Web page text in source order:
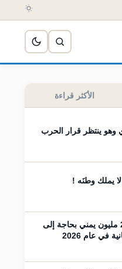
الأكثر قراءة
وهو ينتظر قرار الحرب
يملك وطنَه !
الأمم المتحدة: 21 مليون يمني بحاجة إلى
في عام 2026